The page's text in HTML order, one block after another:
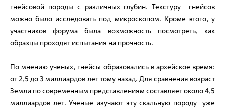
гнейсовой породы с различных глубин. Текстуру гнейсов
можно было исследовать под микроскопом. Кроме этого, у
участников форума была возможность посмотреть, как
образцы проходят испытания на прочность.
По мнению ученых, гнейсы образовались в архейское время:
от 2,5 до 3 миллиардов лет тому назад. Для сравнения возраст
Земли по современным представлениям составляет около 4,5
миллиардов лет. Ученые изучают эту скальную породу уже